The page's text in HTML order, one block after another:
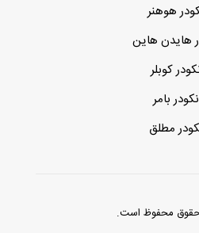
هوهنر
هایدن هاین
کوبلر
بامر
مطلق